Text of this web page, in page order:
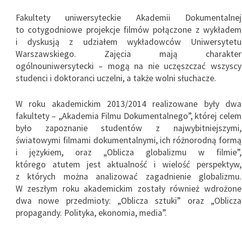
Fakultety uniwersyteckie Akademii Dokumentalnej
to cotygodniowe projekcje filmów połączone z wykładem
i dyskusją z udziałem wykładowców Uniwersytetu
Warszawskiego. Zajęcia mają charakter
ogólnouniwersytecki – mogą na nie uczęszczać wszyscy
studenci i doktoranci uczelni, a także wolni słuchacze.
W roku akademickim 2013/2014 realizowane były dwa
fakultety – „Akademia Filmu Dokumentalnego”, której celem
było zapoznanie studentów z najwybitniejszymi,
światowymi filmami dokumentalnymi, ich różnorodną formą
i językiem, oraz „Oblicza globalizmu w filmie”,
którego atutem jest aktualność i wielość perspektyw,
z których można analizować zagadnienie globalizmu.
W zeszłym roku akademickim zostały również wdrożone
dwa nowe przedmioty: „Oblicza sztuki” oraz „Oblicza
propagandy. Polityka, ekonomia, media”.